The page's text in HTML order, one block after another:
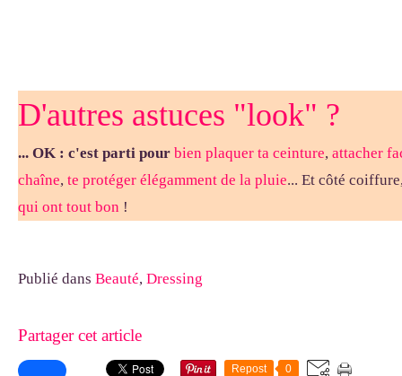
D'autres astuces "look" ?
... OK : c'est parti pour bien plaquer ta ceinture, attacher
chaîne, te protéger élégamment de la pluie... Et côté
qui ont tout bon !
Publié dans Beauté, Dressing
Partager cet article
Repost 0